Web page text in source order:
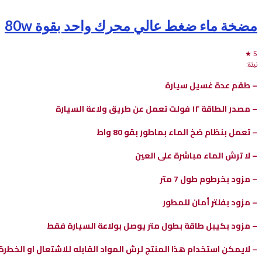
مضخة ماء ضغط عالي محرك واحد بقوة 80w
5 ★
نبذة:
– طقم عدة غسيل سيارة
– مصدر الطاقة ۱۲ فولت تعمل عن طريق ولاعة السيارة
– تعمل بنظام ضخ الماء بماطور بقو 80 واط
– لا ترش الماء مباشرة على العين
– مزود بخرطوم طول 7 متر
– مزود بفلتر أمان للمطور
– مزود بكيبل طاقة بطول متر يوصل بولاعة السيارة فقط
– لايمكن استخدام هذا المنتج لرش المواد القابله للاشتعال او الخطرة